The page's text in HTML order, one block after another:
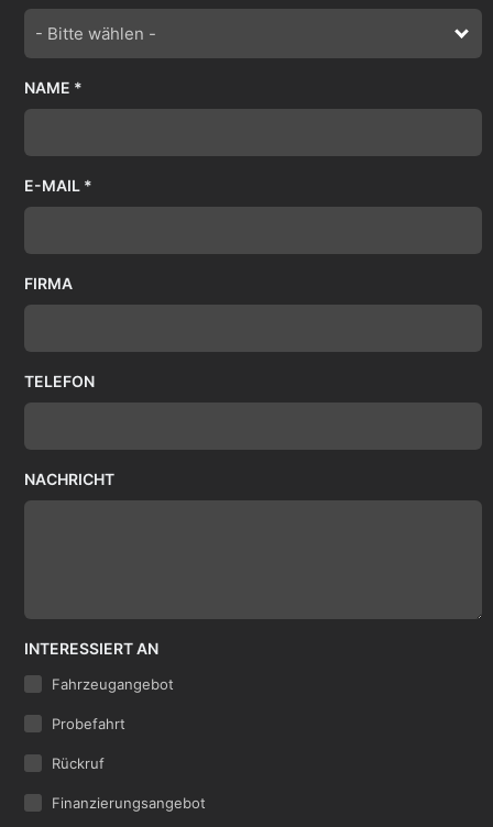
- Bitte wählen -
NAME *
E-MAIL *
FIRMA
TELEFON
NACHRICHT
INTERESSIERT AN
Fahrzeugangebot
Probefahrt
Rückruf
Finanzierungsangebot